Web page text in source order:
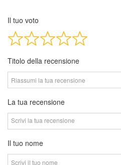
Il tuo voto
Titolo della recensione
La tua recensione
Il tuo nome